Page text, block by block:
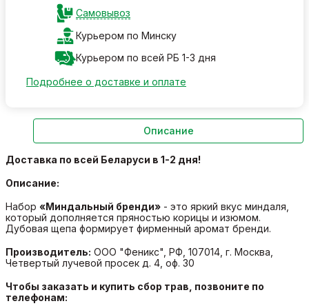
Самовывоз
Курьером по Минску
Курьером по всей РБ 1-3 дня
Подробнее о доставке и оплате
Описание
Доставка по всей Беларуси в 1-2 дня!
Описание:
Набор «Миндальный бренди» - это яркий вкус миндаля,
который дополняется пряностью корицы и изюмом.
Дубовая щепа формирует фирменный аромат бренди.
Производитель: ООО "Феникс", РФ, 107014, г. Москва,
Четвертый лучевой просек д. 4, оф. 30
Чтобы заказать и купить сбор трав , позвоните по
телефонам: